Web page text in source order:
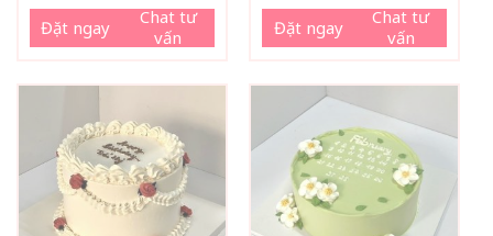
Đặt ngay
Chat tư
vấn
Đặt ngay
Chat tư
vấn